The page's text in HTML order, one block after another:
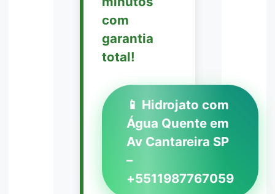
com
garantia
total!
📱 Hidrojato com
Água Quente em
Av Cantareira SP
–
+5511987767059